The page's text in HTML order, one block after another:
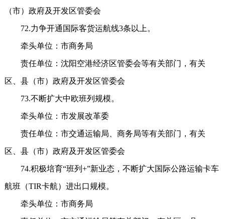
（市）政府及开发区管委会
72.力争开通国际客货运航线3条以上。
牵头单位：市商务局
责任单位：沈阳空港经济区管委会等有关部门，有关
区、县（市）政府及开发区管委会
73.不断扩大中欧班列规模。
牵头单位：市发展改革委
责任单位：市交通运输局、商务局等有关部门，有关
区、县（市）政府及开发区管委会
74.积极培育“班列+”新业态，不断扩大国际公路运输卡车
航班（TIR卡航）进出口规模。
牵头单位：市商务局